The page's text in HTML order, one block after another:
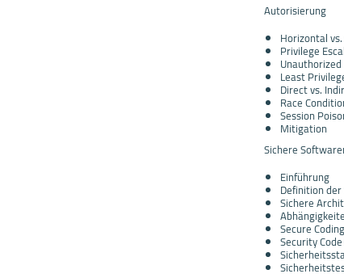
Autorisierung
Horizontal
Privilege
Least
Direct vs.
Race
Session
Mitigation
Sichere
Einführung
Definition
Sichere
Secure Coding
Security